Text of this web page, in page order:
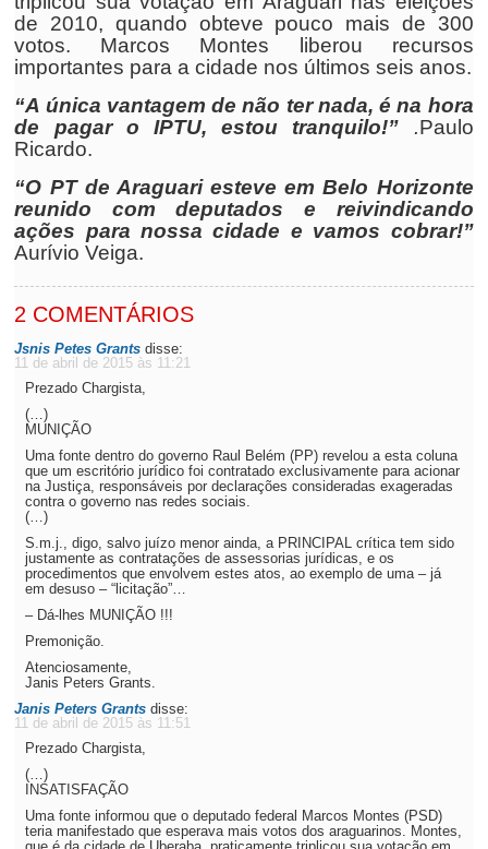
de 2010, quando obteve pouco mais de 300
votos. Marcos Montes liberou recursos
importantes para a cidade nos últimos seis anos.
“A única vantagem de não ter nada, é na hora
de pagar o IPTU, estou tranquilo!” .Paulo
Ricardo.
“O PT de Araguari esteve em Belo Horizonte
reunido com deputados e reivindicando
ações para nossa cidade e vamos cobrar!”
Aurívio Veiga.
2 COMENTÁRIOS
Jsnis Petes Grants disse:
11 de abril de 2015 às 11:21
Prezado Chargista,
(…)
MUNIÇÃO
Uma fonte dentro do governo Raul Belém (PP) revelou a esta coluna
que um escritório jurídico foi contratado exclusivamente para acionar
na Justiça, responsáveis por declarações consideradas exageradas
contra o governo nas redes sociais.
(…)
S.m.j., digo, salvo juízo menor ainda, a PRINCIPAL crítica tem sido
justamente as contratações de assessorias jurídicas, e os
procedimentos que envolvem estes atos, ao exemplo de uma – já
em desuso – “licitação”…
– Dá-lhes MUNIÇÃO !!!
Premonição.
Atenciosamente,
Janis Peters Grants.
Janis Peters Grants disse:
11 de abril de 2015 às 11:51
Prezado Chargista,
(…)
INSATISFAÇÃO
Uma fonte informou que o deputado federal Marcos Montes (PSD)
teria manifestado que esperava mais votos dos araguarinos. Montes,